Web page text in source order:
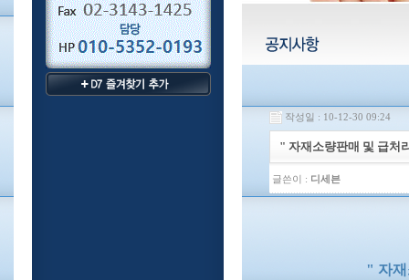
작성일 : 10-12-30 09:24
" 자재소량판매 및 급처
글쓴이 : 디세븐
" 자